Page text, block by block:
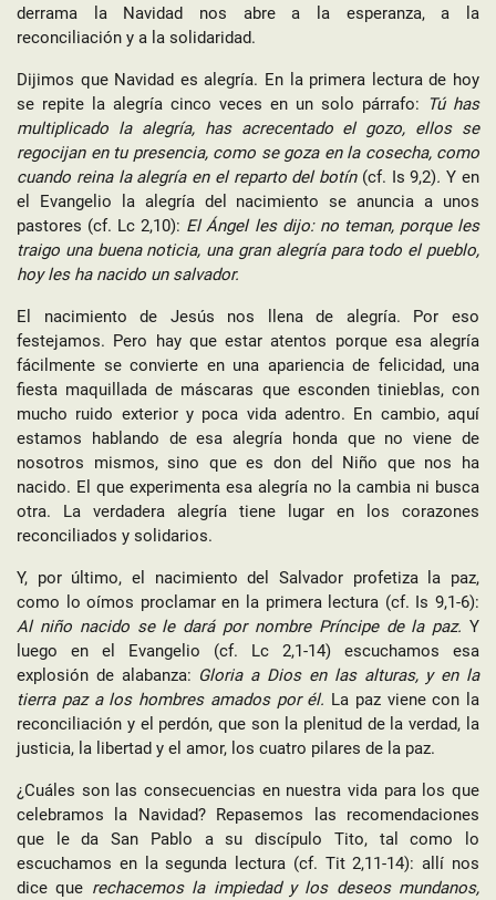
derrama la Navidad nos abre a la esperanza, a la
reconciliación y a la solidaridad.
Dijimos que Navidad es alegría. En la primera lectura de hoy
se repite la alegría cinco veces en un solo párrafo:
Tú has
multiplicado la alegría, has acrecentado el gozo, ellos se
regocijan en tu presencia, como se goza en la cosecha, como
cuando reina la alegría en el reparto del botín (cf. Is 9,2). Y en
el Evangelio la alegría del nacimiento se anuncia a unos
pastores (cf. Lc 2,10): El Ángel les dijo: no teman, porque les
traigo una buena noticia, una gran alegría para todo el pueblo,
hoy les ha nacido un salvador.
El nacimiento de Jesús nos llena de alegría. Por eso
festejamos. Pero hay que estar atentos porque esa alegría
fácilmente se convierte en una apariencia de felicidad, una
fiesta maquillada de máscaras que esconden tinieblas, con
mucho ruido exterior y poca vida adentro. En cambio, aquí
estamos hablando de esa alegría honda que no viene de
nosotros mismos, sino que es don del Niño que nos ha
nacido. El que experimenta esa alegría no la cambia ni busca
otra. La verdadera alegría tiene lugar en los corazones
reconciliados y solidarios.
Y, por último, el nacimiento del Salvador profetiza la paz,
como lo oímos proclamar en la primera lectura (cf. Is 9,1-6):
Al niño nacido se le dará por nombre Príncipe de la paz. Y
luego en el Evangelio (cf. Lc 2,1-14) escuchamos esa
explosión de alabanza: Gloria a Dios en las alturas, y en la
tierra paz a los hombres amados por él. La paz viene con la
reconciliación y el perdón, que son la plenitud de la verdad, la
justicia, la libertad y el amor, los cuatro pilares de la paz.
¿Cuáles son las consecuencias en nuestra vida para los que
celebramos la Navidad? Repasemos las recomendaciones
que le da San Pablo a su discípulo Tito, tal como lo
escuchamos en la segunda lectura (cf. Tit 2,11-14): allí nos
dice que rechacemos la impiedad y los deseos mundanos,